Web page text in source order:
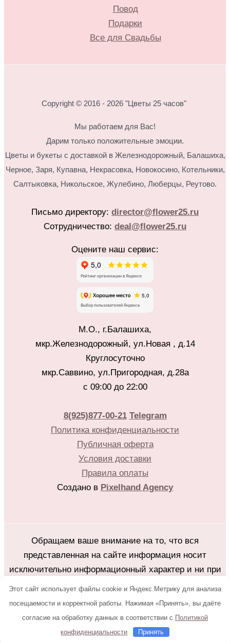
Повод
Подарки
Все для Свадьбы
Copyright © 2016 - 2026 "Цветы 25 часов"
Мы работаем для Вас!
Дарим только положительные эмоции.
Цветы и букеты с доставкой в Железнодорожный, Балашиха,
Черное, Заря, Купавна, Некрасовка, Новокосино, Котельники,
Салтыковка, Никольское, Жулебино, Люберцы, Реутово.
Письмо директору: director@flower25.ru
Сотрудничество: deal@flower25.ru
Оцените наш сервис:
М.О., г.Балашиха,
мкр.Железнодорожный, ул.Новая , д.14
Круглосуточно
мкр.Саввино, ул.Пригородная, д.28а
с 09:00 до 22:00
8(925)877-00-21 Telegram
Политика конфиденциальности
Публичная оферта
Условия доставки
Правила оплаты
Создано в Pixelhand Agency
Обращаем ваше внимание на то, что вся
представленная на сайте информация носит
исключительно информационный характер и ни при
каких условиях не является публичной офертой
определяемой положениями Статьи 437(2)
Гражданского кодекса Российской Федерации.
Любое копирование с сайта flower25.ru без
Этот сайт использует файлы cookie и Яндекс.Метрику для анализа
посещаемости и корректной работы. Нажимая «Принять», вы даёте
согласие на обработку данных в соответствии с Политикой
конфиденциальности
Принять